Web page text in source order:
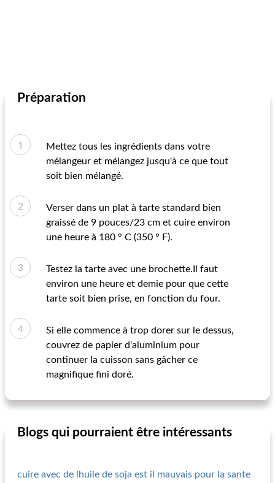
Préparation
Mettez tous les ingrédients dans votre
mélangeur et mélangez jusqu'à ce que tout
soit bien mélangé.
Verser dans un plat à tarte standard bien
graissé de 9 pouces/23 cm et cuire environ
une heure à 180 ° C (350 ° F).
Testez la tarte avec une brochette.Il faut
environ une heure et demie pour que cette
tarte soit bien prise, en fonction du four.
Si elle commence à trop dorer sur le dessus,
couvrez de papier d'aluminium pour
continuer la cuisson sans gâcher ce
magnifique fini doré.
Blogs qui pourraient être intéressants
cuire avec de lhuile de soja est il mauvais pour la sante